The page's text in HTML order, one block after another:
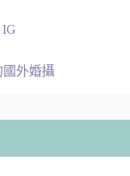
IG
外婚攝